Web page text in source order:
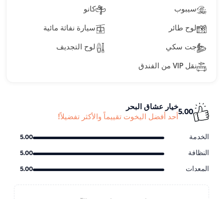
سيبوب كانو
لوح طائر سيارة نفاثة مائية
جت سكي لوح التجديف
نقل VIP من الفندق
5.00
خيار عشاق البحر
أحد أفضل اليخوت تقييماً والأكثر تفضيلاً!
الخدمة 5.00
النظافة 5.00
المعدات 5.00